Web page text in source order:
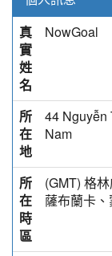
真
實
姓
名
NowGoal
所
在
地
44 Nguyễn
Nam
所
在
時
區
(GMT) 格
薩布蘭卡